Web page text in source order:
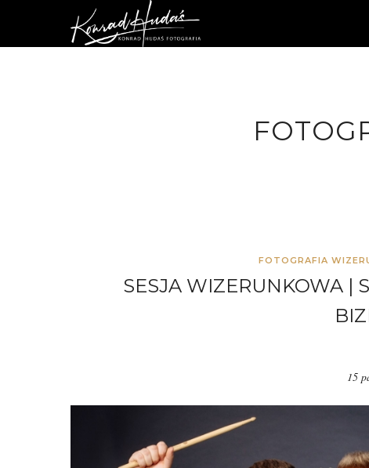
FOTOGRAFIA
SESJA WIZERUNKOWA |
15